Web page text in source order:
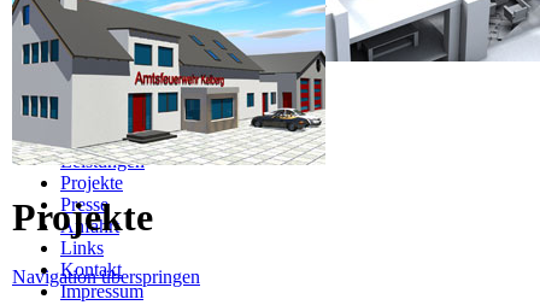
Navigation überspringen
Über Mich
Leistungen
Projekte
Presse
Anfahrt
Links
Kontakt
Impressum
Projekte
Navigation überspringen